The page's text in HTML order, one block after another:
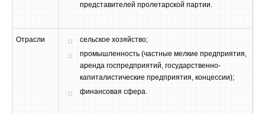
представителей пролетарской партии.
Отрасли
сельское хозяйство;
промышленность (частные мелкие предприятия,
аренда госпредприятий, государственно-
капиталистические предприятия, концессии);
финансовая сфера.